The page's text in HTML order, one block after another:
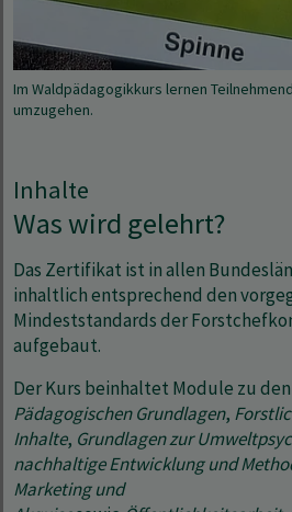
Im Waldpädagogikkurs lernen
umzugehen.
Inhalte
Was wird gelehrt?
Das Zertifikat ist in allen
inhaltlich entsprechend den
Mindeststandards der
aufgebaut.
Der Kurs beinhaltet Module zu
Pädagogischen Grundlagen,
Inhalte, Grundlagen zur
nachhaltige Entwicklung und
Marketing und